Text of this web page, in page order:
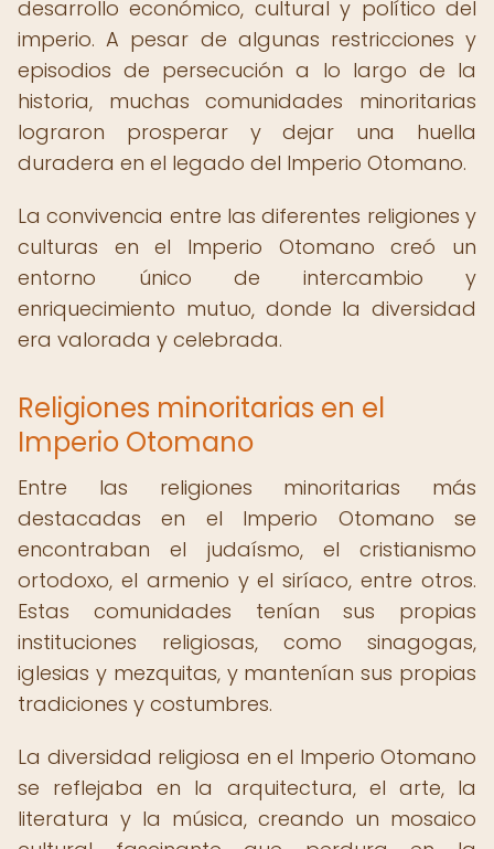
desarrollo económico, cultural y político del
imperio. A pesar de algunas restricciones y
episodios de persecución a lo largo de la
historia, muchas comunidades minoritarias
lograron prosperar y dejar una huella
duradera en el legado del Imperio Otomano.
La convivencia entre las diferentes religiones y
culturas en el Imperio Otomano creó un
entorno único de intercambio y
enriquecimiento mutuo, donde la diversidad
era valorada y celebrada.
Religiones minoritarias en el
Imperio Otomano
Entre las religiones minoritarias más
destacadas en el Imperio Otomano se
encontraban el judaísmo, el cristianismo
ortodoxo, el armenio y el siríaco, entre otros.
Estas comunidades tenían sus propias
instituciones religiosas, como sinagogas,
iglesias y mezquitas, y mantenían sus propias
tradiciones y costumbres.
La diversidad religiosa en el Imperio Otomano
se reflejaba en la arquitectura, el arte, la
literatura y la música, creando un mosaico